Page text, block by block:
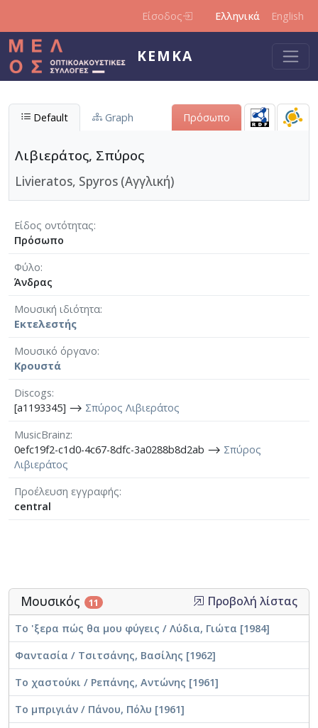
Είσοδος Ελληνικά English
ΚΕΜΚΑ
Default Graph Πρόσωπο
Λιβιεράτος, Σπύρος
Livieratos, Spyros (Αγγλική)
Είδος οντότητας
Πρόσωπο
Φύλο
Άνδρας
Μουσική ιδιότητα
Εκτελεστής
Μουσικό όργανο
Κρουστά
Discogs
[a1193345] ⟶ Σπύρος Λιβιεράτος
MusicBrainz
0efc19f2-c1d0-4c67-8dfc-3a0288b8d2ab ⟶ Σπύρος
Λιβιεράτος
Προέλευση εγγραφής
central
Μουσικός 11 Προβολή λίστας
Το 'ξερα πώς θα μου φύγεις / Λύδια, Γιώτα [1984]
Φαντασία / Τσιτσάνης, Βασίλης [1962]
Το χαστούκι / Ρεπάνης, Αντώνης [1961]
Το μπριγιάν / Πάνου, Πόλυ [1961]